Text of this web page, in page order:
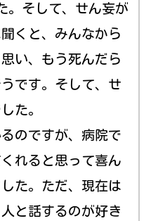
。そして、せん妄が
くと、みんなから
い、もう死んだら
です。そして、せ
た。
のですが、病院で
れると思って喜ん
た。ただ、現在は
と話するのが好き